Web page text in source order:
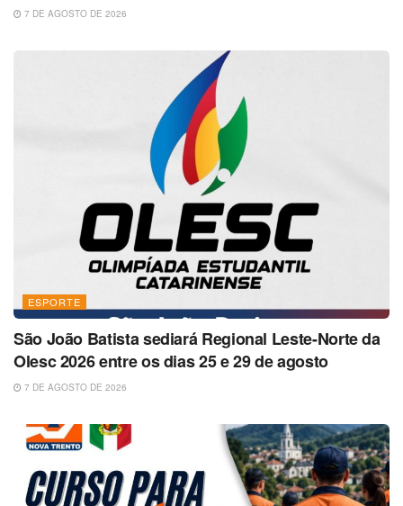
7 DE AGOSTO DE 2026
ESPORTE
São João Batista sediará Regional Leste-Norte da
Olesc 2026 entre os dias 25 e 29 de agosto
7 DE AGOSTO DE 2026